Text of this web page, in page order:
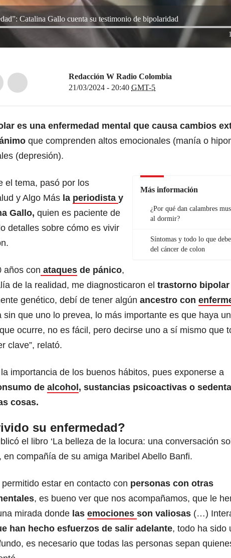
Catalina Gallo cuenta su testimonio de bipolaridad
Redacción W Radio Colombia
21/03/2024 - 20:40 GMT-5
es una enfermedad mental que causa cambios
que comprenden altos emocionales (manía o
(depresión).
Más información
¿Por qué dan calambres
al dormir?
Síntomas y todo lo que
del cáncer de colon
el tema, pasó por los
y Algo Más la periodista y
Gallo, quien es paciente de
detalles sobre cómo es vivir
años con ataques de pánico,
de la realidad, me diagnosticaron el trastorno bipolar
genético, debí de tener algún ancestro con
sin que uno lo prevea, lo más importante es que haya
ocurre, no es fácil, pero decirse uno a sí mismo que
clave”, relató.
importancia de los buenos hábitos, pues exponerse a
de alcohol , sustancias psicoactivas o
cosas.
su enfermedad?
el libro ‘La belleza de la locura: una conversación
en compañía de su amiga Maribel Abello Banfi.
estar en contacto con personas con otras
, es bueno ver que nos acompañamos, que le
mirada donde las emociones son valiosas (…)
han hecho esfuerzos de salir adelante, todo ha sido
es necesario que todas las personas sepan